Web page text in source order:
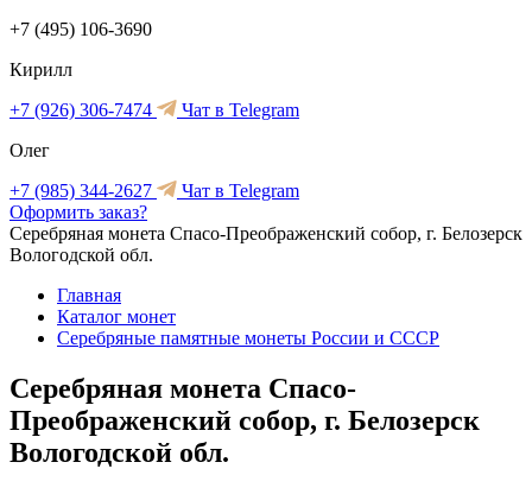
+7 (495) 106-3690
Кирилл
+7 (926) 306-7474
Чат в Telegram
Олег
+7 (985) 344-2627
Чат в Telegram
Оформить заказ?
Серебряная монета Спасо-Преображенский собор, г. Белозерск
Вологодской обл.
Главная
Каталог монет
Серебряные памятные монеты России и СССР
Серебряная монета Спасо-
Преображенский собор, г. Белозерск
Вологодской обл.